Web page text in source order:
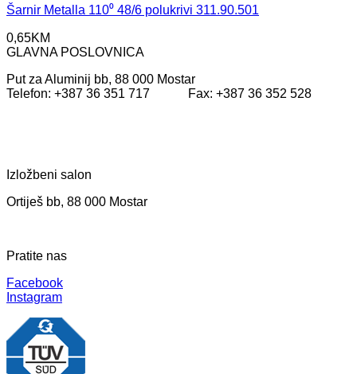
Šarnir Metalla 110⁰ 48/6 polukrivi 311.90.501
0,65KM
GLAVNA POSLOVNICA
Put za Aluminij bb, 88 000 Mostar
Telefon: +387 36 351 717 Fax: +387 36 352 528
Izložbeni salon
Ortiješ bb, 88 000 Mostar
Pratite nas
Facebook
Instagram